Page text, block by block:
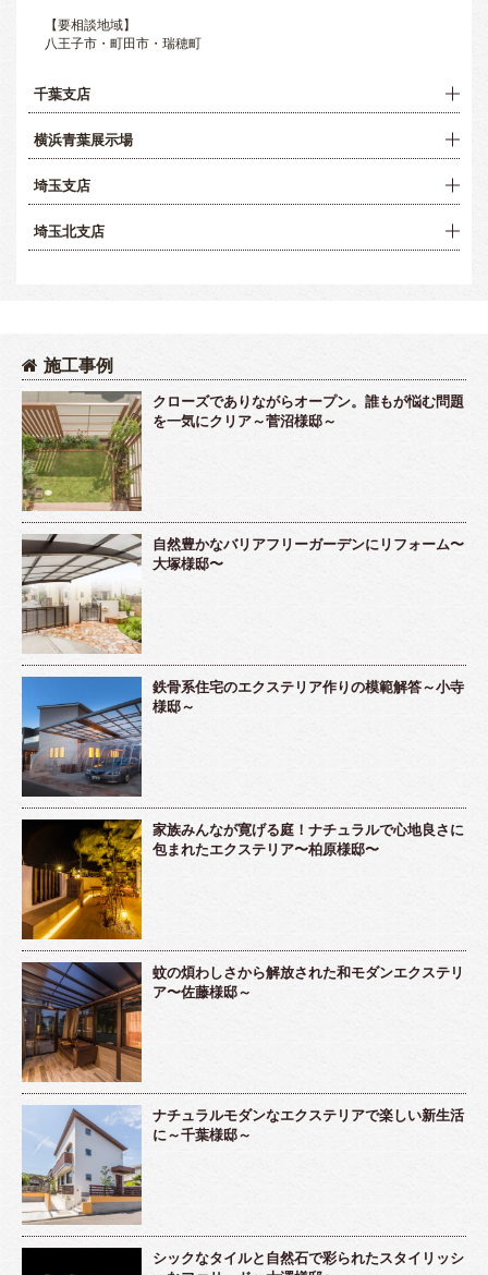
【要相談地域】
八王子市・町田市・瑞穂町
千葉支店
横浜青葉展示場
埼玉支店
埼玉北支店
施工事例
クローズでありながらオープン。誰もが悩む問題
を一気にクリア～菅沼様邸～
自然豊かなバリアフリーガーデンにリフォーム〜
大塚様邸〜
鉄骨系住宅のエクステリア作りの模範解答～小寺
様邸～
家族みんなが寛げる庭！ナチュラルで心地良さに
包まれたエクステリア〜柏原様邸〜
蚊の煩わしさから解放された和モダンエクステリ
ア〜佐藤様邸～
ナチュラルモダンなエクステリアで楽しい新生活
に～千葉様邸～
シックなタイルと自然石で彩られたスタイリッシ